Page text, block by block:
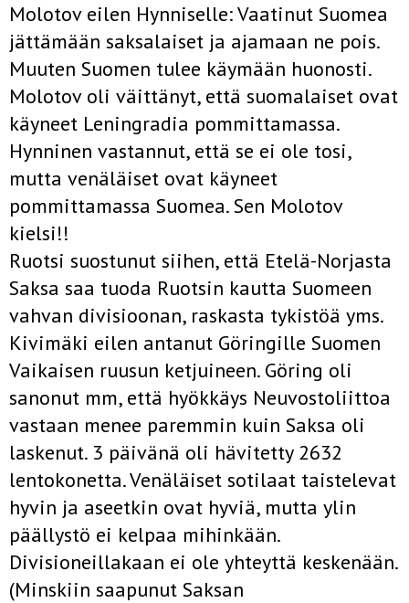
Molotov eilen Hynniselle: Vaatinut Suomea
jättämään saksalaiset ja ajamaan ne pois.
Muuten Suomen tulee käymään huonosti.
Molotov oli väittänyt, että suomalaiset ovat
käyneet Leningradia pommittamassa.
Hynninen vastannut, että se ei ole tosi,
mutta venäläiset ovat käyneet
pommittamassa Suomea. Sen Molotov
kielsi!!
Ruotsi suostunut siihen, että Etelä-Norjasta
Saksa saa tuoda Ruotsin kautta Suomeen
vahvan divisioonan, raskasta tykistöä yms.
Kivimäki eilen antanut Göringille Suomen
Vaikaisen ruusun ketjuineen. Göring oli
sanonut mm, että hyökkäys Neuvostoliittoa
vastaan menee paremmin kuin Saksa oli
laskenut. 3 päivänä oli hävitetty 2632
lentokonetta. Venäläiset sotilaat taistelevat
hyvin ja aseetkin ovat hyviä, mutta ylin
päällystö ei kelpaa mihinkään.
Divisioneillakaan ei ole yhteyttä keskenään.
(Minskiin saapunut Saksan